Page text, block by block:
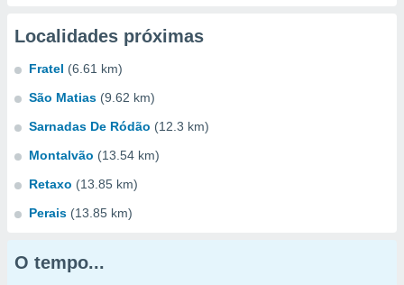
Localidades próximas
Fratel (6.61 km)
São Matias (9.62 km)
Sarnadas De Ródão (12.3 km)
Montalvão (13.54 km)
Retaxo (13.85 km)
Perais (13.85 km)
O tempo...